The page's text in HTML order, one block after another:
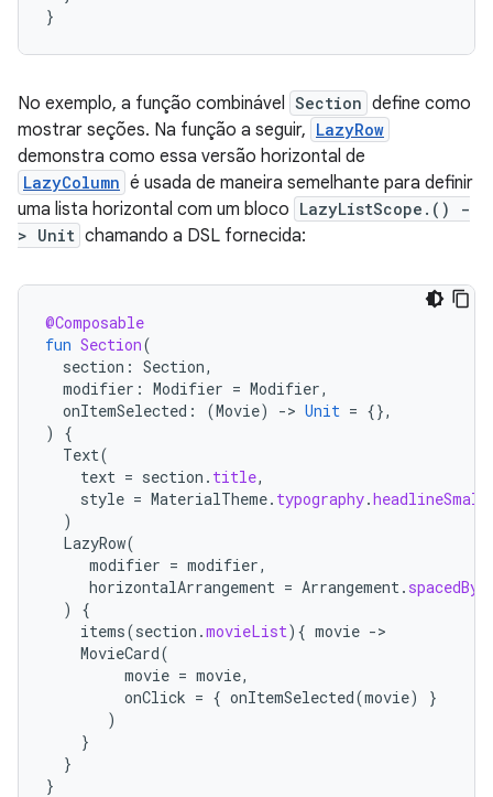
}
No exemplo, a função combinável Section define como
mostrar seções. Na função a seguir, LazyRow
demonstra como essa versão horizontal de
LazyColumn é usada de maneira semelhante para definir
uma lista horizontal com um bloco LazyListScope.() -
> Unit chamando a DSL fornecida:
@Composable
fun Section(
section : Section,
modifier : Modifier = Modifier,
onItemSelected : (Movie) -> Unit = {},
)
{
Text(
text = section . title,
style = MaterialTheme. typography.headlineSmall
)
LazyRow(
modifier = modifier,
horizontalArrangement = Arrangement . spacedBy
)
{
items(section .movieList){ movie -
MovieCard(
movie = movie,
onClick = { onItemSelected(movie)
}
)
}
}
}